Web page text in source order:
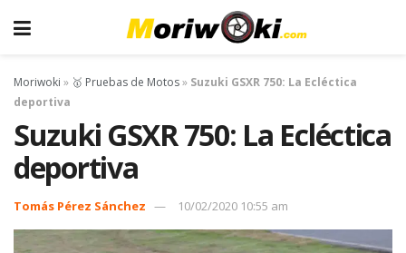
Moriwoki » 🥇 Pruebas de Motos» Suzuki GSXR 750: La Ecléctica
deportiva
Suzuki GSXR 750: La Ecléctica
deportiva
Tomás Pérez Sánchez 10/02/2020 10:55 am